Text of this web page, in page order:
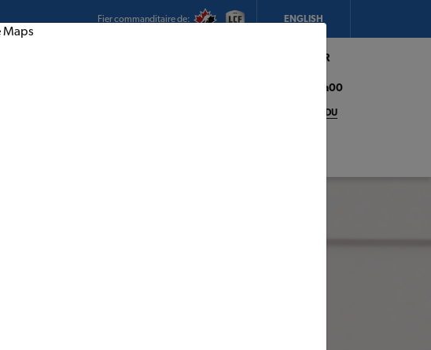
Fier commanditaire de: ENGLISH
Hickey's TIMBER
8h00 - 17h00
DÉTAILS DU